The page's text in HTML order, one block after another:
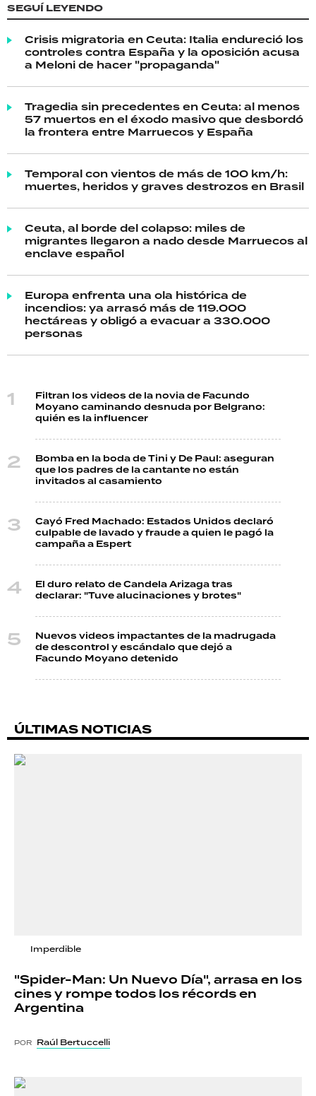
SEGUÍ LEYENDO
Crisis migratoria en Ceuta: Italia endureció los
controles contra España y la oposición acusa
a Meloni de hacer "propaganda"
Tragedia sin precedentes en Ceuta: al menos
57 muertos en el éxodo masivo que desbordó
la frontera entre Marruecos y España
Temporal con vientos de más de 100 km/h:
muertes, heridos y graves destrozos en Brasil
Ceuta, al borde del colapso: miles de
migrantes llegaron a nado desde Marruecos al
enclave español
Europa enfrenta una ola histórica de
incendios: ya arrasó más de 119.000
hectáreas y obligó a evacuar a 330.000
personas
Filtran los videos de la novia de Facundo
Moyano caminando desnuda por Belgrano:
quién es la influencer
Bomba en la boda de Tini y De Paul: aseguran
que los padres de la cantante no están
invitados al casamiento
Cayó Fred Machado: Estados Unidos declaró
culpable de lavado y fraude a quien le pagó la
campaña a Espert
El duro relato de Candela Arizaga tras
declarar: "Tuve alucinaciones y brotes"
Nuevos videos impactantes de la madrugada
de descontrol y escándalo que dejó a
Facundo Moyano detenido
ÚLTIMAS NOTICIAS
Imperdible
"Spider-Man: Un Nuevo Día", arrasa en los
cines y rompe todos los récords en
Argentina
POR Raúl Bertuccelli